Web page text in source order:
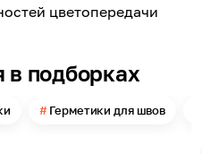
помещений
цветопередачи
в подборках
Герметики для швов